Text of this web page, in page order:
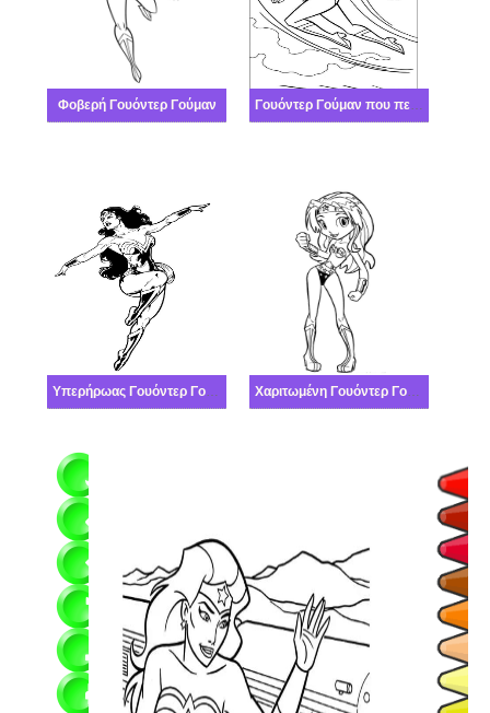
Φοβερή Γουόντερ Γούμαν Γουόντερ Γούμαν που πετάει
Υπερήρωας Γουόντερ Γούμαν Χαριτωμένη Γουόντερ Γούμαν